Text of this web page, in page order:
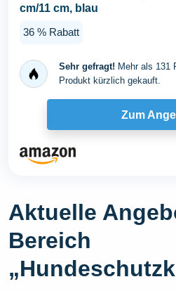
cm/11 cm, blau
36 % Rabatt
Sehr gefragt! Mehr als 131
Produkt kürzlich gekauft.
Zum
Aktuelle
Bereich